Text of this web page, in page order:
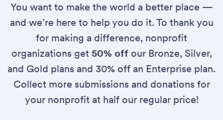
You want to make the world a better place —
and we’re here to help you do it. To thank you
for making a difference, nonprofit
organizations get50% offour Bronze, Silver,
and Gold plans and 30% off an Enterprise plan.
Collect more submissions and donations for
your nonprofit at half our regular price!